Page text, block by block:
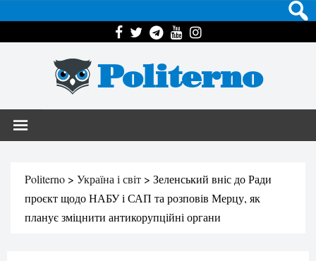
Politerno
Politerno > Україна і світ > Зеленський вніс до Ради
проєкт щодо НАБУ і САП та розповів Мерцу, як
планує зміцнити антикорупційні органи